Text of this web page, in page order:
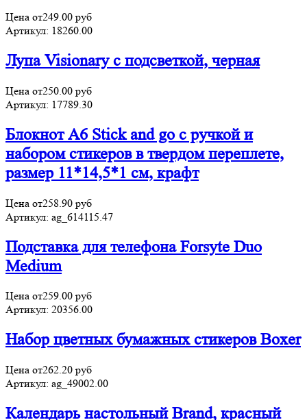
Цена от249.00 руб
Артикул: 18260.00
Лупа Visionary с подсветкой, черная
Цена от250.00 руб
Артикул: 17789.30
Блокнот А6 Stick and go с ручкой и
набором стикеров в твердом переплете,
размер 11*14,5*1 см, крафт
Цена от258.90 руб
Артикул: ag_614115.47
Подставка для телефона Forsyte Duo
Medium
Цена от259.00 руб
Артикул: 20356.00
Набор цветных бумажных стикеров Boxer
Цена от262.20 руб
Артикул: ag_49002.00
Календарь настольный Brand, красный